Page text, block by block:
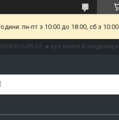
пн-пт з 10:00 до 18:00, сб з 10:00
(068)616-95-62 ◄ вул.Князя Володимира